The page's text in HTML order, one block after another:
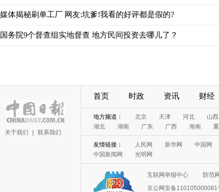
关于我们 联系我们
首页 时政 资讯 财经
互联网举报中心
防范
京公网安备110105000081